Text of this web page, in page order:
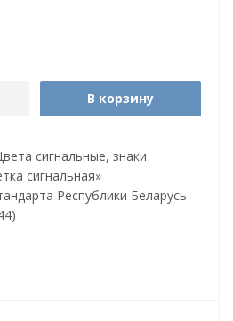
В корзину
сигнальные, знаки
сигнальная»
Республики Беларусь